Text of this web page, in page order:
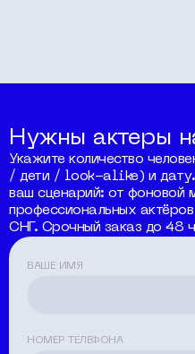
Нужны актеры
Укажите количество
/ дети / look-alike) и дату.
ваш сценарий: от фоновой
профессиональных
СНГ. Срочный заказ до 48
ВАШЕ ИМЯ
НОМЕР ТЕЛЕФОНА